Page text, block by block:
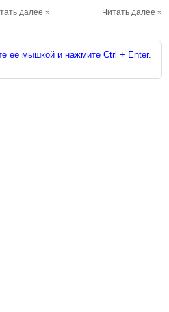
далее » Читать далее »
ее мышкой и нажмите Ctrl + Enter.